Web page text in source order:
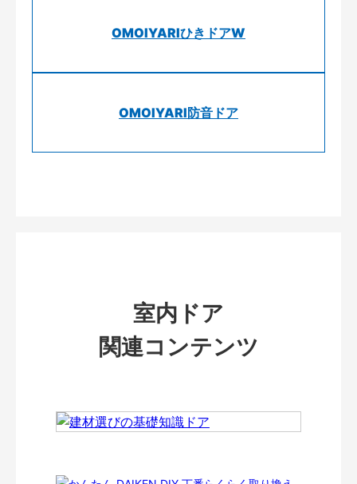
OMOIYARIひきドアW
OMOIYARI防音ドア
室内ドア
関連コンテンツ